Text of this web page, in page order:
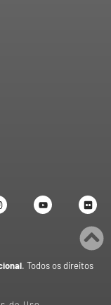
. Todos os direitos